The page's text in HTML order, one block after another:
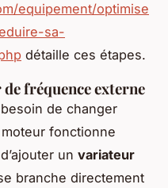
equipement/optimise
sa-
détaille ces étapes.
fréquence externe
de changer
fonctionne
un variateur
branche directement